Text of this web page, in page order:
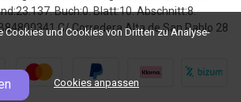
Buch:0. Blatt:10. Abschnitt:8.
C/ Corredera Alta de San Pablo 28
Cookies und Cookies von Dritten zu Analyse-
Cookies anpassen